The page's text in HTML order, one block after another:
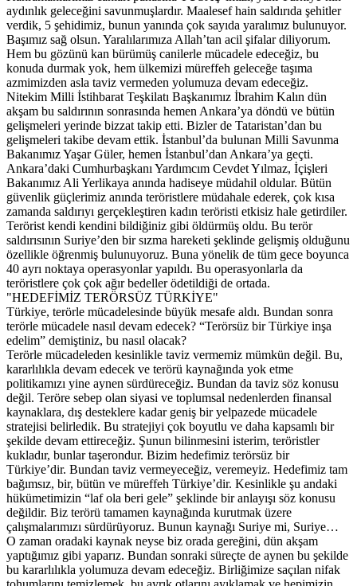
aydınlık geleceğini savunmuşlardır. Maalesef hain saldırıda şehitler
verdik, 5 şehidimiz, bunun yanında çok sayıda yaralımız bulunuyor.
Başımız sağ olsun. Yaralılarımıza Allah’tan acil şifalar diliyorum.
Hem bu gözünü kan bürümüş canilerle mücadele edeceğiz, bu
konuda durmak yok, hem ülkemizi müreffeh geleceğe taşıma
azmimizden asla taviz vermeden yolumuza devam edeceğiz.
Nitekim Milli İstihbarat Teşkilatı Başkanımız İbrahim Kalın dün
akşam bu saldırının sonrasında hemen Ankara’ya döndü ve bütün
gelişmeleri yerinde bizzat takip etti. Bizler de Tataristan’dan bu
gelişmeleri takibe devam ettik. İstanbul’da bulunan Milli Savunma
Bakanımız Yaşar Güler, hemen İstanbul’dan Ankara’ya geçti.
Ankara’daki Cumhurbaşkanı Yardımcım Cevdet Yılmaz, İçişleri
Bakanımız Ali Yerlikaya anında hadiseye müdahil oldular. Bütün
güvenlik güçlerimiz anında teröristlere müdahale ederek, çok kısa
zamanda saldırıyı gerçekleştiren kadın teröristi etkisiz hale getirdiler.
Terörist kendi kendini bildiğiniz gibi öldürmüş oldu. Bu terör
saldırısının Suriye’den bir sızma hareketi şeklinde gelişmiş olduğunu
özellikle öğrenmiş bulunuyoruz. Buna yönelik de tüm gece boyunca
40 ayrı noktaya operasyonlar yapıldı. Bu operasyonlarla da
teröristlere çok çok ağır bedeller ödetildiği de ortada.
"HEDEFİMİZ TERÖRSÜZ TÜRKİYE"
Türkiye, terörle mücadelesinde büyük mesafe aldı. Bundan sonra
terörle mücadele nasıl devam edecek? “Terörsüz bir Türkiye inşa
edelim” demiştiniz, bu nasıl olacak?
Terörle mücadeleden kesinlikle taviz vermemiz mümkün değil. Bu,
kararlılıkla devam edecek ve terörü kaynağında yok etme
politikamızı yine aynen sürdüreceğiz. Bundan da taviz söz konusu
değil. Teröre sebep olan siyasi ve toplumsal nedenlerden finansal
kaynaklara, dış desteklere kadar geniş bir yelpazede mücadele
stratejisi belirledik. Bu stratejiyi çok boyutlu ve daha kapsamlı bir
şekilde devam ettireceğiz. Şunun bilinmesini isterim, teröristler
kukladır, bunlar taşerondur. Bizim hedefimiz terörsüz bir
Türkiye’dir. Bundan taviz vermeyeceğiz, veremeyiz. Hedefimiz tam
bağımsız, bir, bütün ve müreffeh Türkiye’dir. Kesinlikle şu andaki
hükümetimizin “laf ola beri gele” şeklinde bir anlayışı söz konusu
değildir. Biz terörü tamamen kaynağında kurutmak üzere
çalışmalarımızı sürdürüyoruz. Bunun kaynağı Suriye mi, Suriye…
O zaman oradaki kaynak neyse biz orada gereğini, dün akşam
yaptığımız gibi yaparız. Bundan sonraki süreçte de aynen bu şekilde
bu kararlılıkla yolumuza devam edeceğiz. Birliğimize saçılan nifak